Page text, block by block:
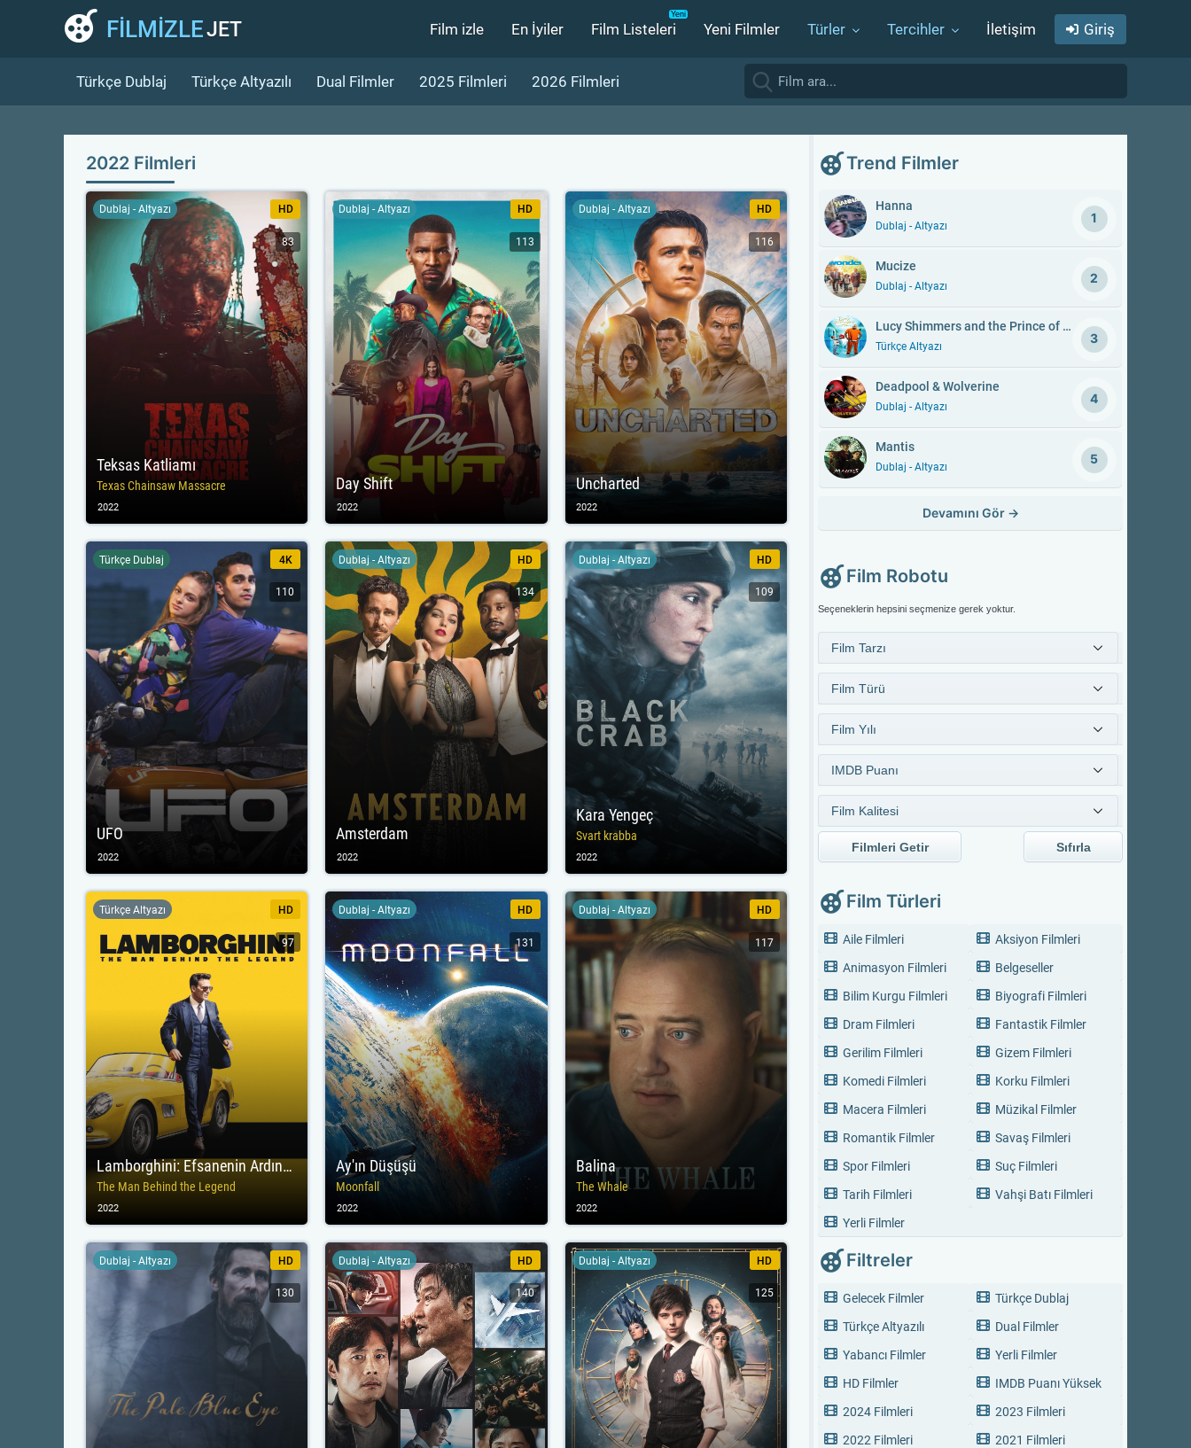
FİLMİZLEJET Film izle En İyiler Film Listeleri Yeni Filmler Türler Tercihler İletişim Giriş
Türkçe Dublaj Türkçe Altyazılı Dual Filmler 2025 Filmleri 2026 Filmleri
2022 Filmleri
Teksas Katliamı
Texas Chainsaw Massacre
Dublaj - Altyazı HD
83
2022
Day Shift
Dublaj - Altyazı HD
113
2022
Uncharted
Dublaj - Altyazı HD
116
2022
UFO
Türkçe Dublaj 4K
110
2022
Amsterdam
Dublaj - Altyazı HD
134
2022
Kara Yengeç
Svart krabba
Dublaj - Altyazı HD
109
2022
Lamborghini: Efsanenin Ardındaki Adam
The Man Behind the Legend
Türkçe Altyazı HD
97
2022
Ay'ın Düşüşü
Moonfall
Dublaj - Altyazı HD
131
2022
Balina
The Whale
Dublaj - Altyazı HD
117
2022
Dublaj - Altyazı HD
130
Dublaj - Altyazı HD
140
Dublaj - Altyazı HD
125
Trend Filmler
Hanna
Dublaj - Altyazı
1
Mucize
Dublaj - Altyazı
2
Lucy Shimmers and the Prince of Peace
Türkçe Altyazı
3
Deadpool & Wolverine
Dublaj - Altyazı
4
Mantis
Dublaj - Altyazı
5
Devamını Gör →
Film Robotu
Seçeneklerin hepsini seçmenize gerek yoktur.
Filmleri Getir Sıfırla
Film Türleri
Aile Filmleri
Aksiyon Filmleri
Animasyon Filmleri
Belgeseller
Bilim Kurgu Filmleri
Biyografi Filmleri
Dram Filmleri
Fantastik Filmler
Gerilim Filmleri
Gizem Filmleri
Komedi Filmleri
Korku Filmleri
Macera Filmleri
Müzikal Filmler
Romantik Filmler
Savaş Filmleri
Spor Filmleri
Suç Filmleri
Tarih Filmleri
Vahşi Batı Filmleri
Yerli Filmler
Filtreler
Gelecek Filmler
Türkçe Dublaj
Türkçe Altyazılı
Dual Filmler
Yabancı Filmler
Yerli Filmler
HD Filmler
IMDB Puanı Yüksek
2024 Filmleri
2023 Filmleri
2022 Filmleri
2021 Filmleri